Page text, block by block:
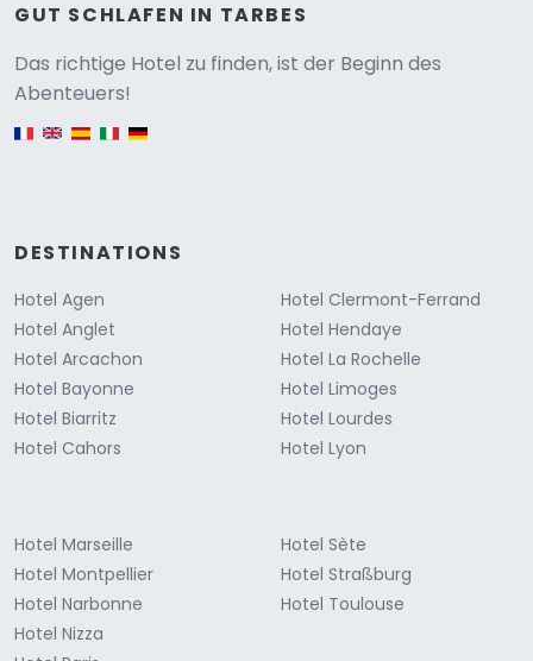
GUT SCHLAFEN IN TARBES
Das richtige Hotel zu finden, ist der Beginn des
Abenteuers!
English version
DESTINATIONS
Hotel Agen
Hotel Anglet
Hotel Arcachon
Hotel Bayonne
Hotel Biarritz
Hotel Cahors
Hotel Clermont-Ferrand
Hotel Hendaye
Hotel La Rochelle
Hotel Limoges
Hotel Lourdes
Hotel Lyon
Hotel Marseille
Hotel Montpellier
Hotel Narbonne
Hotel Nizza
Hotel Sète
Hotel Straßburg
Hotel Toulouse